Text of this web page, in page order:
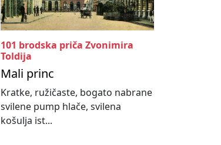
101 brodska priča Zvonimira
Toldija
Mali princ
Kratke, ružičaste, bogato nabrane
svilene pump hlače, svilena
košulja ist...